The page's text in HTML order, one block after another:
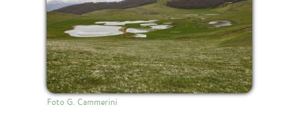
Foto G. Cammerini